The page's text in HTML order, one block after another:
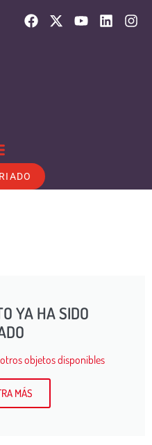
YA HA SIDO
objetos disponibles
MÁS